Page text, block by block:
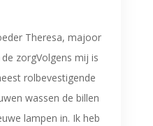
Theresa, majoor
zorgVolgens mij is
rolbevestigende
wassen de billen
lampen in. Ik heb